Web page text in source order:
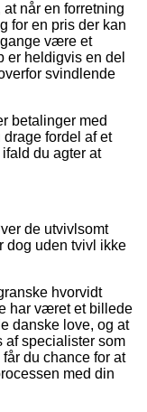
når en forretning
for en pris der kan
være et
er heldigvis en del
svindlende
betalinger med
fordel af et
du agter at
de utvivlsomt
dog uden tvivl ikke
hvorvidt
har været et billede
danske love, og at
specialister som
du chance for at
med din